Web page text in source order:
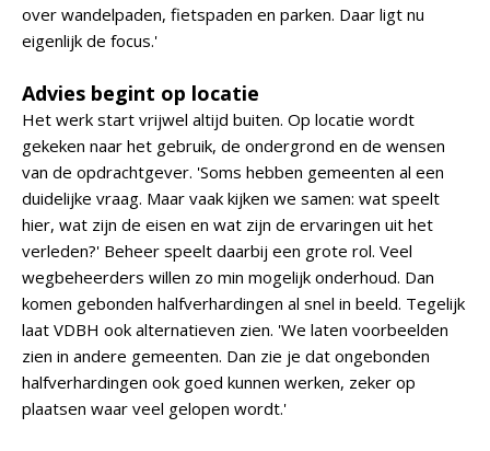
over wandelpaden, fietspaden en parken. Daar ligt nu
eigenlijk de focus.'
Advies begint op locatie
Het werk start vrijwel altijd buiten. Op locatie wordt
gekeken naar het gebruik, de ondergrond en de wensen
van de opdrachtgever. 'Soms hebben gemeenten al een
duidelijke vraag. Maar vaak kijken we samen: wat speelt
hier, wat zijn de eisen en wat zijn de ervaringen uit het
verleden?' Beheer speelt daarbij een grote rol. Veel
wegbeheerders willen zo min mogelijk onderhoud. Dan
komen gebonden halfverhardingen al snel in beeld. Tegelijk
laat VDBH ook alternatieven zien. 'We laten voorbeelden
zien in andere gemeenten. Dan zie je dat ongebonden
halfverhardingen ook goed kunnen werken, zeker op
plaatsen waar veel gelopen wordt.'